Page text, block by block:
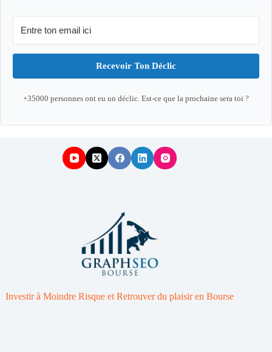
Recevoir Ton Déclic
+35000 personnes ont eu un déclic. Est-ce que la prochaine sera toi ?
Investir à Moindre Risque et Retrouver du plaisir en Bourse